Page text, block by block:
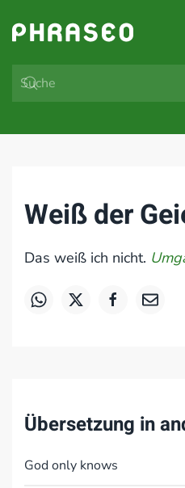
Zum Hauptinhalt springen
Weiß der
Das weiß ich nicht.
Übersetzung in
God only knows